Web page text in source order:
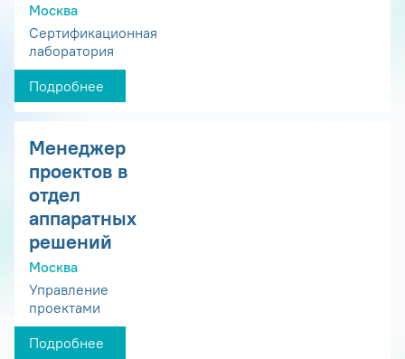
Москва
Сертификационная
лаборатория
Подробнее
Менеджер
проектов в
отдел
аппаратных
решений
Москва
Управление
проектами
Подробнее